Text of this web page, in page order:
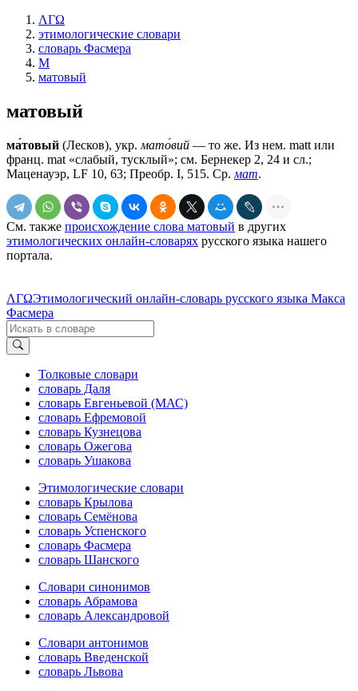
ΛΓΩ
этимологические словари
словарь Фасмера
М
матовый
матовый
ма́товый (Лесков), укр. мато́вий — то же. Из нем. matt или
франц. mаt «слабый, тусклый»; см. Бернекер 2, 24 и сл.;
Маценауэр, LF 10, 63; Преобр. I, 515. Ср. мат.
См. также происхождение слова матовый в других
этимологических онлайн-словарях русского языка нашего
портала.
ΛΓΩЭтимологический онлайн-словарь русского языка Макса
Фасмера
Толковые словари
словарь Даля
словарь Евгеньевой (МАС)
словарь Ефремовой
словарь Кузнецова
словарь Ожегова
словарь Ушакова
Этимологические словари
словарь Крылова
словарь Семёнова
словарь Успенского
словарь Фасмера
словарь Шанского
Словари синонимов
словарь Абрамова
словарь Александровой
Словари антонимов
словарь Введенской
словарь Львова